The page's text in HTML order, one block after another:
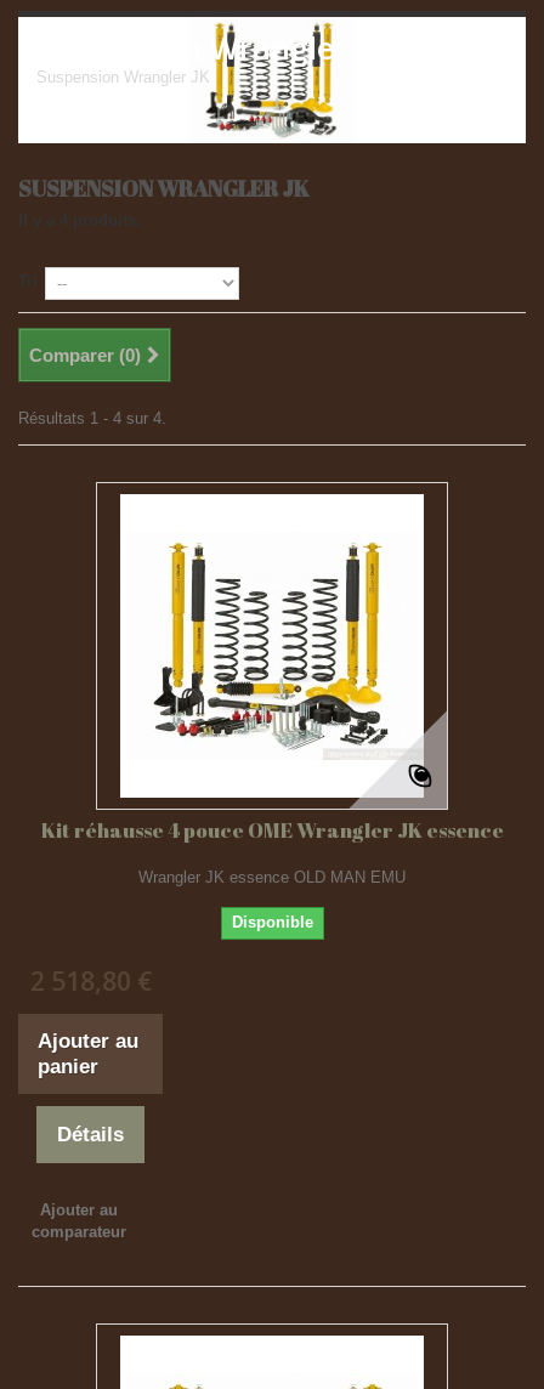
Suspension Wrangler JK
Suspension Wrangler JK
SUSPENSION WRANGLER JK
Comparer (0)
Résultats 1 - 4 sur 4.
Kit réhausse 4 pouce OME Wrangler JK essence
Wrangler JK essence OLD MAN EMU
Disponible
2 518,80 €
Ajouter au
panier
Détails
Ajouter au
comparateur